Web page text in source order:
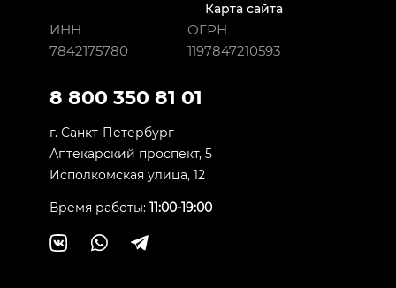
Карта сайта
ИНН
7842175780
ОГРН
1197847210593
8 800 350 81 01
г. Санкт-Петербург
Аптекарский проспект, 5
Исполкомская улица, 12
Время работы: 11:00-19:00